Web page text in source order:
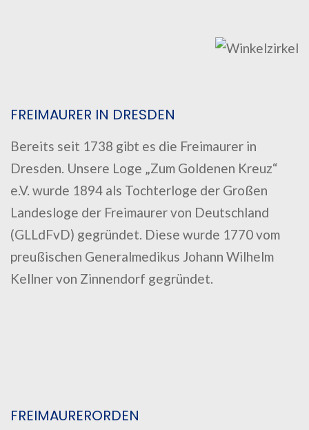
FREIMAURER IN DRESDEN
Bereits seit 1738 gibt es die Freimaurer in
Dresden. Unsere Loge „Zum Goldenen Kreuz“
e.V. wurde 1894 als Tochterloge der Großen
Landesloge der Freimaurer von Deutschland
(GLLdFvD) gegründet. Diese wurde 1770 vom
preußischen Generalmedikus Johann Wilhelm
Kellner von Zinnendorf gegründet.
FREIMAURERORDEN